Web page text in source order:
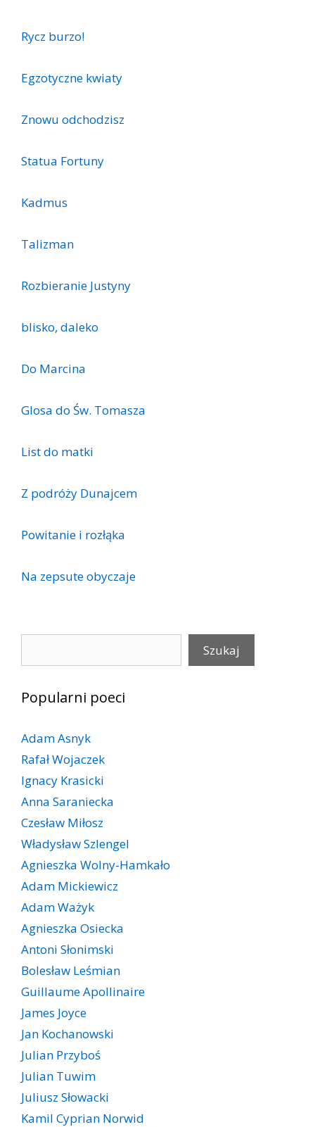
Rycz burzo!
Egzotyczne kwiaty
Znowu odchodzisz
Statua Fortuny
Kadmus
Talizman
Rozbieranie Justyny
blisko, daleko
Do Marcina
Glosa do Św. Tomasza
List do matki
Z podróży Dunajcem
Powitanie i rozłąka
Na zepsute obyczaje
Szukaj
Popularni poeci
Adam Asnyk
Rafał Wojaczek
Ignacy Krasicki
Anna Saraniecka
Czesław Miłosz
Władysław Szlengel
Agnieszka Wolny-Hamkało
Adam Mickiewicz
Adam Ważyk
Agnieszka Osiecka
Antoni Słonimski
Bolesław Leśmian
Guillaume Apollinaire
James Joyce
Jan Kochanowski
Julian Przyboś
Julian Tuwim
Juliusz Słowacki
Kamil Cyprian Norwid